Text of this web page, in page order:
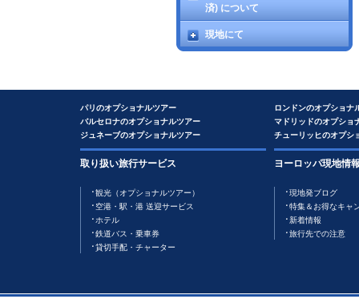
済) について
現地にて
パリのオプショナルツアー
バルセロナのオプショナルツアー
ジュネーブのオプショナルツアー
ロンドンのオプショナ
マドリッドのオプショ
チューリッヒのオプシ
取り扱い旅行サービス
観光（オプショナルツアー）
空港・駅・港 送迎サービス
ホテル
鉄道バス・乗車券
貸切手配・チャーター
ヨーロッパ現地情
現地発ブログ
特集＆お得なキャ
新着情報
旅行先での注意